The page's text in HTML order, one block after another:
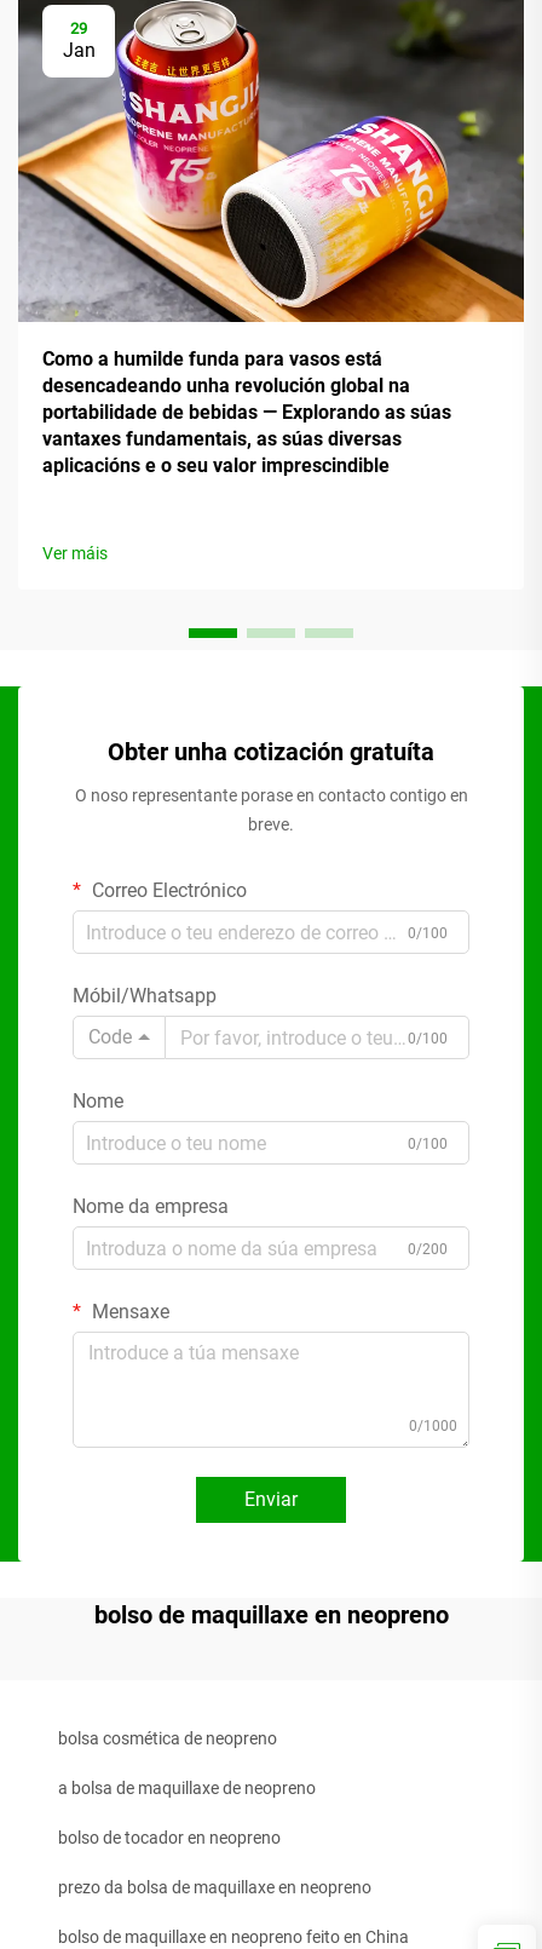
29
Jan
Como a humilde funda para vasos está
desencadeando unha revolución global na
portabilidade de bebidas — Explorando as súas
vantaxes fundamentais, as súas diversas
aplicacións e o seu valor imprescindible
Ver máis
Obter unha cotización gratuíta
O noso representante porase en contacto contigo en
breve.
Correo Electrónico
0/100
Móbil/Whatsapp
Code
0/100
Nome
0/100
Nome da empresa
0/200
Mensaxe
0/1000
Enviar
bolso de maquillaxe en neopreno
bolsa cosmética de neopreno
a bolsa de maquillaxe de neopreno
bolso de tocador en neopreno
prezo da bolsa de maquillaxe en neopreno
bolso de maquillaxe en neopreno feito en China